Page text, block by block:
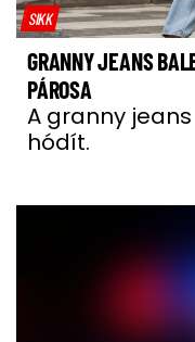
SIKK
GRANNY JEANS
PÁROSA
A granny
hódít.